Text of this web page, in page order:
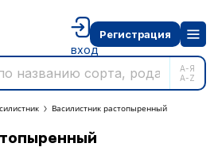
А-Я
A-Z
вход
Регистрация
Василистник растопыренный